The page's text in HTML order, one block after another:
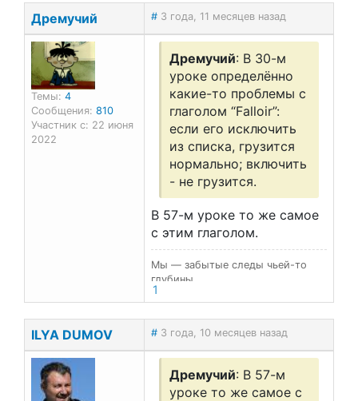
Дремучий # 3 года, 11 месяцев назад
Темы: 4
Сообщения: 810
Участник с: 22 июня
2022
Дремучий: В 30-м
уроке определённо
какие-то проблемы с
глаголом “Falloir”:
если его исключить
из списка, грузится
нормально; включить
- не грузится.
В 57-м уроке то же самое
с этим глаголом.
Мы — забытые следы чьей-то
глубины…
1
ILYA DUMOV # 3 года, 10 месяцев назад
Дремучий: В 57-м
уроке то же самое с